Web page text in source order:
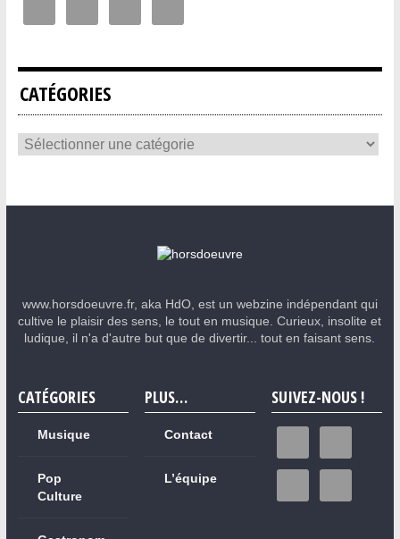
CATÉGORIES
www.horsdoeuvre.fr, aka HdO, est un webzine indépendant qui
cultive le plaisir des sens, le tout en musique. Curieux, insolite et
ludique, il n'a d'autre but que de divertir... tout en faisant sens.
CATÉGORIES
Musique
Pop
Culture
PLUS…
Contact
L’équipe
SUIVEZ-NOUS !